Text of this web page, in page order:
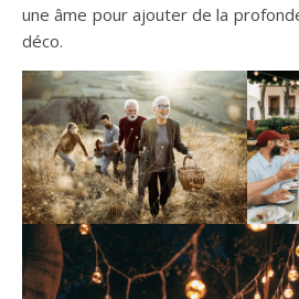
une âme pour ajouter de la
déco.